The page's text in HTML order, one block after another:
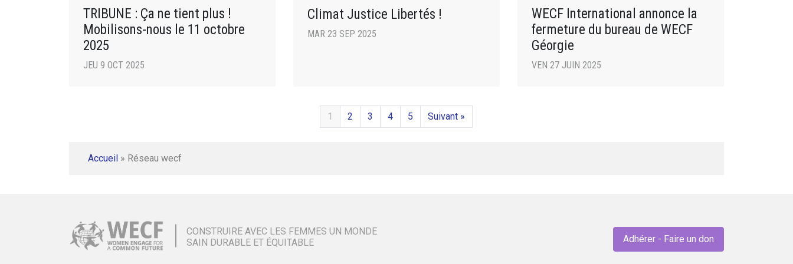
TRIBUNE : Ça ne tient plus !
Mobilisons-nous le 11 octobre
2025
JEU 9 OCT 2025
Climat Justice Libertés !
MAR 23 SEP 2025
WECF International annonce la
fermeture du bureau de WECF
Géorgie
VEN 27 JUIN 2025
1 2 3 4 5 Suivant »
Accueil » Réseau wecf
CONSTRUIRE AVEC LES FEMMES UN MONDE
SAIN DURABLE ET ÉQUITABLE
Adhérer - Faire un don